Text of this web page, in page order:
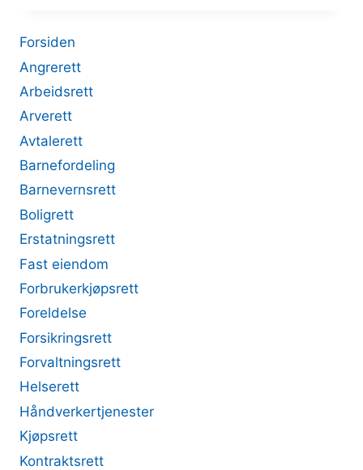
Forsiden
Angrerett
Arbeidsrett
Arverett
Avtalerett
Barnefordeling
Barnevernsrett
Boligrett
Erstatningsrett
Fast eiendom
Forbrukerkjøpsrett
Foreldelse
Forsikringsrett
Forvaltningsrett
Helserett
Håndverkertjenester
Kjøpsrett
Kontraktsrett